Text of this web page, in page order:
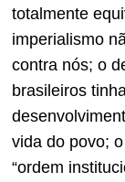
totalmente
imperialismo
contra nós; o
brasileiros
vida do povo;
“ordem